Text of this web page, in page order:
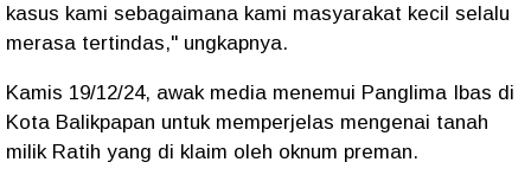
kasus kami sebagaimana kami masyarakat kecil selalu
merasa tertindas," ungkapnya.
Kamis 19/12/24, awak media menemui Panglima Ibas di
Kota Balikpapan untuk memperjelas mengenai tanah
milik Ratih yang di klaim oleh oknum preman.